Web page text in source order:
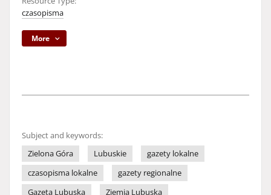
czasopisma
More
Subject and keywords:
Zielona Góra
Lubuskie
gazety lokalne
czasopisma lokalne
gazety regionalne
Gazeta Lubuska
Ziemia Lubuska